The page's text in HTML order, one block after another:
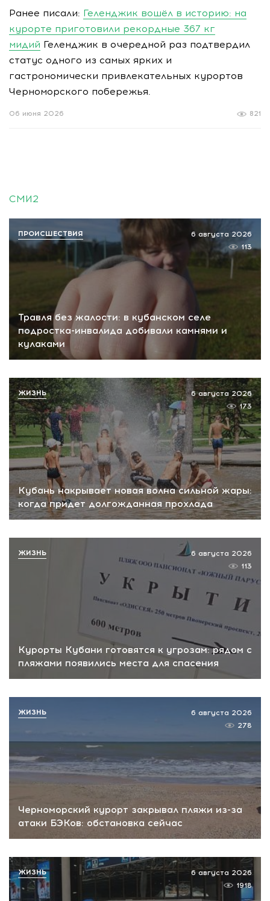
Ранее писали: Геленджик вошёл в историю: на
курорте приготовили рекордные 367 кг
мидий Геленджик в очередной раз подтвердил
статус одного из самых ярких и
гастрономически привлекательных курортов
Черноморского побережья.
821
06 июня 2026
СМИ2
Травля без жалости: в кубанском селе
подростка-инвалида добивали камнями и
кулаками
6 августа 2026
113
ПРОИСШЕСТВИЯ
Кубань накрывает новая волна сильной жары:
когда придет долгожданная прохлада
6 августа 2026
173
ЖИЗНЬ
Курорты Кубани готовятся к угрозам: рядом с
пляжами появились места для спасения
6 августа 2026
113
ЖИЗНЬ
Черноморский курорт закрывал пляжи из-за
атаки БЭКов: обстановка сейчас
6 августа 2026
278
ЖИЗНЬ
6 августа 2026
1918
ЖИЗНЬ